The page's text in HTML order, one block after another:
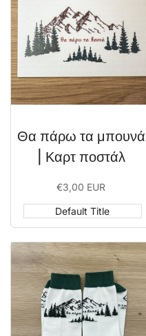
Θα πάρω τα μπουνά
| Καρτ ποστάλ
Sale
price
€3,00 EUR
Default Title